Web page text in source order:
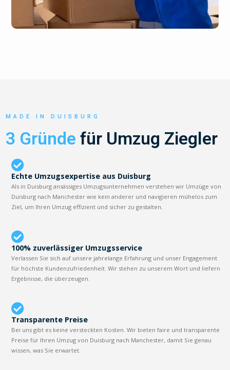
MADE IN DUISBURG
3 Gründe für Umzug Ziegler
Echte Umzugsexpertise aus Duisburg
Als in Duisburg ansässiges Umzugsunternehmen verstehen wir Umzüge von
Duisburg nach Manchester wie kein anderer und navigieren mühelos zum
Ziel, um Ihren Umzug effizient und sicher zu gestalten.
100% zuverlässiger Umzugsservice
Verlassen Sie sich auf unsere jahrelange Erfahrung und unser Engagement
für höchste Kundenzufriedenheit. Wir stehen zu unserem Wort und liefern
Ergebnisse, die überzeugen.
Transparente Preise
Bei uns gibt es keine versteckten Kosten. Wir bieten faire und transparente
Preise für Ihren Umzug von Duisburg nach Manchester, damit Sie genau
wissen, was Sie erwartet.